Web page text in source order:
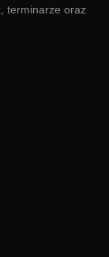
terminarze oraz